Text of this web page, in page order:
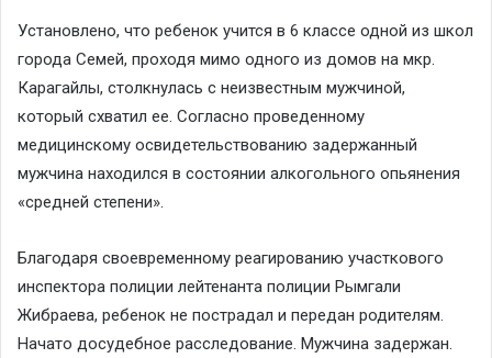
Установлено, что ребенок учится в 6 классе одной из школ
города Семей, проходя мимо одного из домов на мкр.
Карагайлы, столкнулась с неизвестным мужчиной,
который схватил ее. Согласно проведенному
медицинскому освидетельствованию задержанный
мужчина находился в состоянии алкогольного опьянения
«средней степени».
Благодаря своевременному реагированию участкового
инспектора полиции лейтенанта полиции Рымгали
Жибраева, ребенок не пострадал и передан родителям.
Начато досудебное расследование. Мужчина задержан.